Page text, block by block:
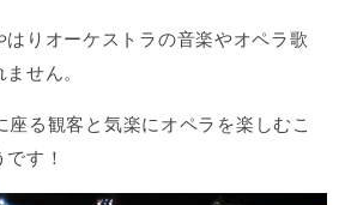
はりオーケストラの音楽やオペラ歌
せん。
座る観客と気楽にオペラを楽しむこ
す！